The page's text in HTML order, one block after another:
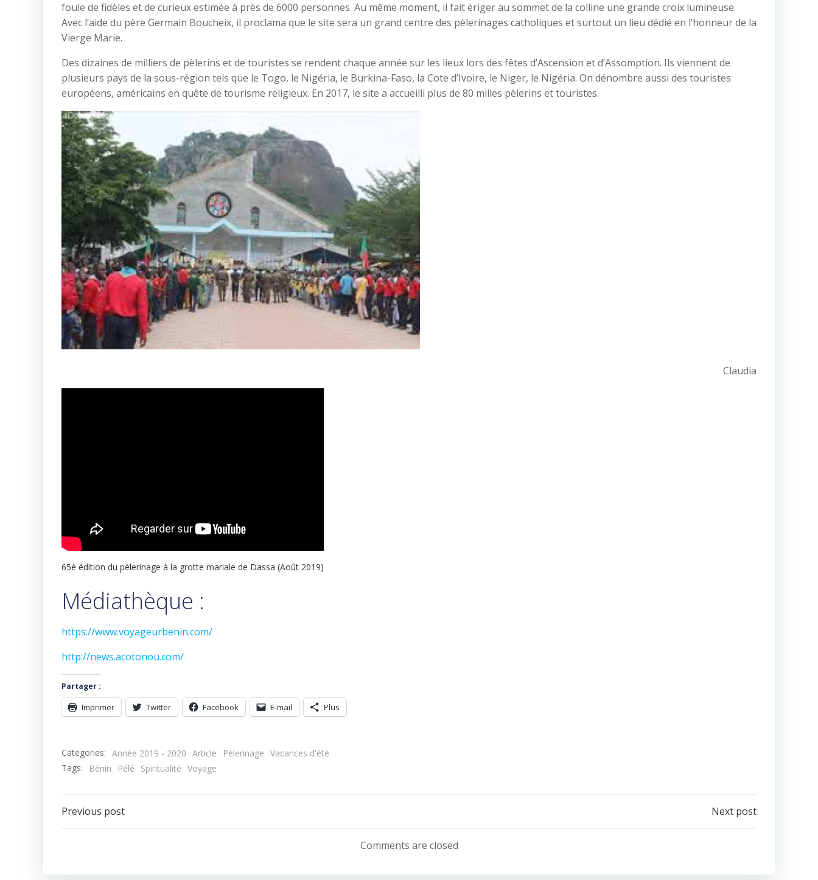
foule de fidèles et de curieux estimée à près de 6000 personnes. Au même moment, il fait ériger au sommet de la colline une grande croix lumineuse.
Avec l’aide du père Germain Boucheix, il proclama que le site sera un grand centre des pèlerinages catholiques et surtout un lieu dédié en l’honneur de la
Vierge Marie.
Des dizaines de milliers de pèlerins et de touristes se rendent chaque année sur les lieux lors des fêtes d’Ascension et d’Assomption. Ils viennent de
plusieurs pays de la sous-région tels que le Togo, le Nigéria, le Burkina-Faso, la Cote d’Ivoire, le Niger, le Nigéria. On dénombre aussi des touristes
européens, américains en quête de tourisme religieux. En 2017, le site a accueilli plus de 80 milles pèlerins et touristes.
Claudia
65è édition du pèlerinage à la grotte mariale de Dassa (Août 2019)
Médiathèque :
https://www.voyageurbenin.com/
http://news.acotonou.com/
Partager :
Imprimer Twitter Facebook E-mail Plus
Categories: Année 2019 - 2020 Article Pèlerinage Vacances d'été
Tags:
Bénin Pélé Spiritualité Voyage
Navigation
Previous post
de
Next post
Comments are closed